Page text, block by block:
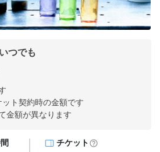
つでも
ト契約時の金額です
金額が異なります
チケット